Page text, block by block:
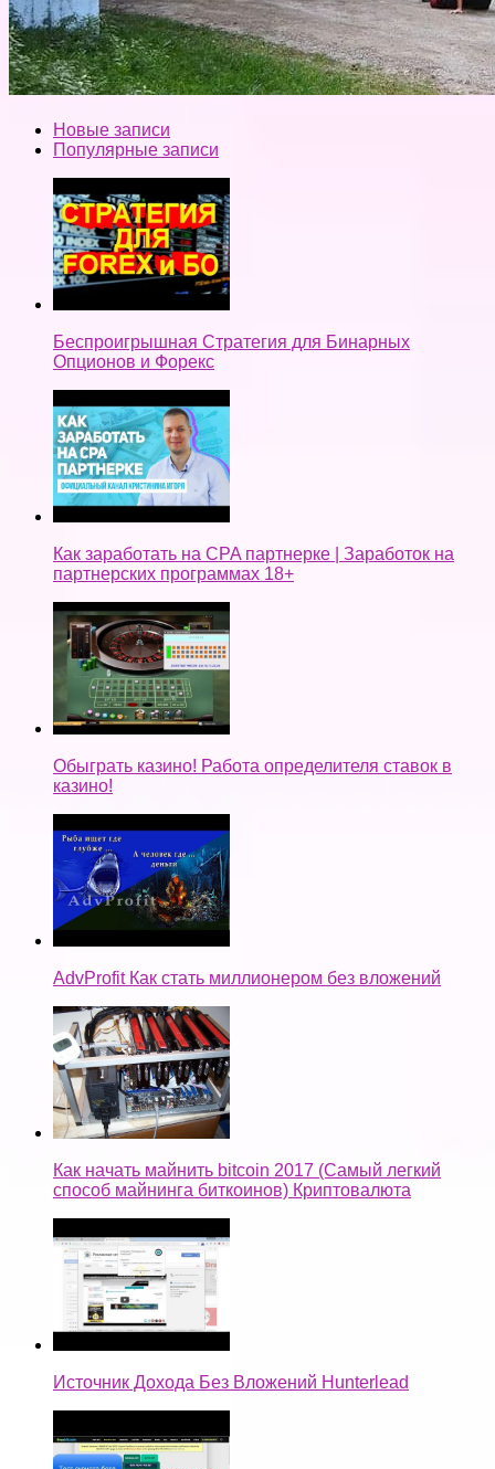
Новые записи
Популярные записи
Беспроигрышная Стратегия для Бинарных
Опционов и Форекс
Как заработать на CPA партнерке | Заработок на
партнерских программах 18+
Обыграть казино! Работа определителя ставок в
казино!
AdvProfit Как стать миллионером без вложений
Как начать майнить bitcoin 2017 (Самый легкий
способ майнинга биткоинов) Криптовалюта
Источник Дохода Без Вложений Hunterlead